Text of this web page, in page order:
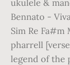
ukulele &
Bennato -
Sim Re Fa#m
pharrell
legend of the